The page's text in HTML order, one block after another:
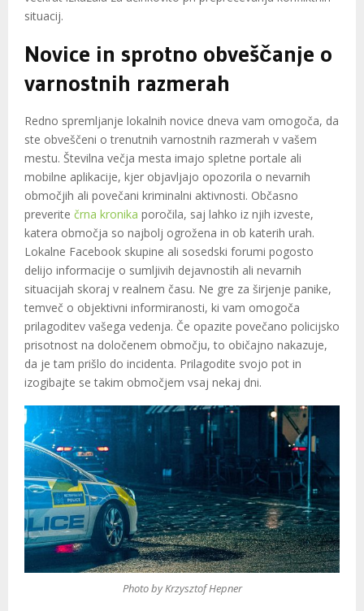
situacij.
Novice in sprotno obveščanje o
varnostnih razmerah
Redno spremljanje lokalnih novice dneva vam omogoča, da
ste obveščeni o trenutnih varnostnih razmerah v vašem
mestu. Številna večja mesta imajo spletne portale ali
mobilne aplikacije, kjer objavljajo opozorila o nevarnih
območjih ali povečani kriminalni aktivnosti. Občasno
preverite črna kronika poročila, saj lahko iz njih izveste,
katera območja so najbolj ogrožena in ob katerih urah.
Lokalne Facebook skupine ali sosedski forumi pogosto
delijo informacije o sumljivih dejavnostih ali nevarnih
situacijah skoraj v realnem času. Ne gre za širjenje panike,
temveč o objektivni informiranosti, ki vam omogoča
prilagoditev vašega vedenja. Če opazite povečano policijsko
prisotnost na določenem območju, to običajno nakazuje,
da je tam prišlo do incidenta. Prilagodite svojo pot in
izogibajte se takim območjem vsaj nekaj dni.
Photo by Krzysztof Hepner